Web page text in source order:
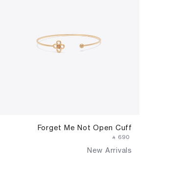
Forget Me Not Open Cuff
‎ ⃁ ⁦690⁩ ‎
New Arrivals